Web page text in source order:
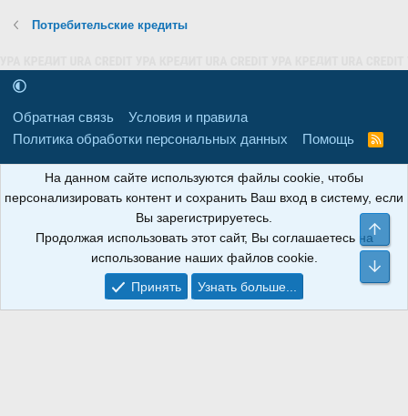
Потребительские кредиты
Обратная связь
Условия и правила
Политика обработки персональных данных
Помощь
R
Свидетельство о регистрации товарного знака № 665857 от
06.08.2018 г. Сайт не является СМИ. Сделано вРунетЛаб – Сайты и
АНОИНФО; ОГРН: 1247700801700; ИНН/КПП:
9709119500/320001001; Юридический адрес: 241030, Брянская
область, г. Брянск, ул. Мира, д. 96, ком. 124
На данном сайте используются файлы cookie, чтобы
персонализировать контент и сохранить Ваш вход в систему, если
Вы зарегистрируетесь.
Продолжая использовать этот сайт, Вы соглашаетесь на
использование наших файлов cookie.
Принять
Узнать больше...